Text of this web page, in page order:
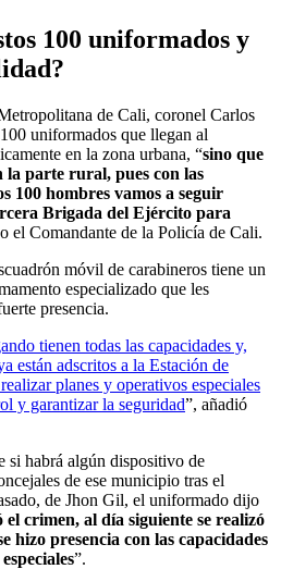
100 uniformados y
de Cali, coronel Carlos
uniformados que llegan al
en la zona urbana, “sino que
la parte rural, pues con las
100 hombres vamos a seguir
Brigada del Ejército para
el Comandante de la Policía de Cali.
móvil de carabineros tiene un
especializado que les
presencia.
tienen todas las capacidades y,
están adscritos a la Estación de
planes y operativos especiales
y garantizar la seguridad”, añadió
si habrá algún dispositivo de
de ese municipio tras el
de Jhon Gil, el uniformado dijo
crimen, al día siguiente se realizó
hizo presencia con las capacidades
”.